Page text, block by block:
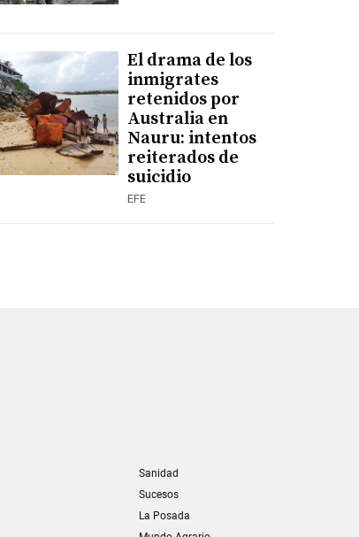
El drama de los
inmigrates
retenidos por
Australia en
Nauru: intentos
reiterados de
suicidio
EFE
Sanidad
Sucesos
La Posada